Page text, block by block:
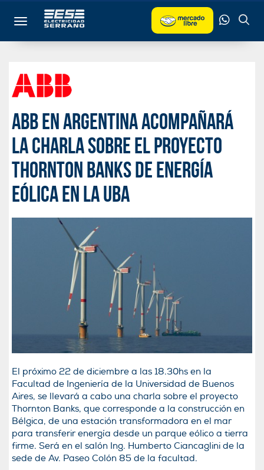
Toggle navigation
ABB en Argentina acompañará
la charla sobre el proyecto
Thornton Banks de energí­a
eólica en la UBA
El próximo 22 de diciembre a las 18.30hs en la
Facultad de Ingenierí­a de la Universidad de Buenos
Aires, se llevará a cabo una charla sobre el proyecto
Thornton Banks, que corresponde a la construcción en
Bélgica, de una estación transformadora en el mar
para transferir energí­a desde un parque eólico a tierra
firme. Será en el salón Ing. Humberto Ciancaglini de la
sede de Av. Paseo Colón 85 de la facultad.